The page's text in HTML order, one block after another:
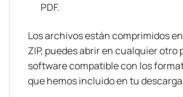
PDF.
Los archivos están comprimidos
ZIP, puedes abrir en cualquier otro
software compatible con los
que hemos incluido en tu